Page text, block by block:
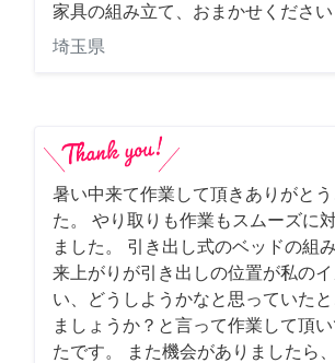
家具の組み立て、おまかせください
埼玉県
暑い中来て作業して頂きありがと
た。 やり取りも作業もスムーズに
ました。 引き出し式のベッドの組
来上がりが引き出しの位置が私の
い、どうしようかなと思っていた
ましょうか？と言って作業して頂
たです。 また機会がありましたら